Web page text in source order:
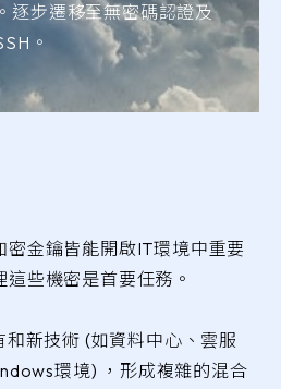
逐步遷移至無密碼認證及
。
密金鑰皆能開啟IT環境中重要
些機密是首要任務。
新技術 (如資料中心、雲服
環境) ，形成複雜的混合